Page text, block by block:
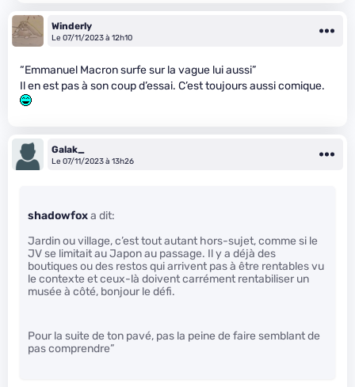
Winderly
Le 07/11/2023 à 12h10
“Emmanuel Macron surfe sur la vague lui aussi”
Il en est pas à son coup d’essai. C’est toujours aussi comique.
Galak_
Le 07/11/2023 à 13h26
shadowfoxa dit:
Jardin ou village, c’est tout autant hors-sujet, comme si le
JV se limitait au Japon au passage. Il y a déjà des
boutiques ou des restos qui arrivent pas à être rentables vu
le contexte et ceux-là doivent carrément rentabiliser un
musée à côté, bonjour le défi.
Pour la suite de ton pavé, pas la peine de faire semblant de
pas comprendre”